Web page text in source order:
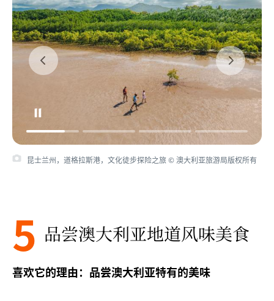
昆士兰州，道格拉斯港，文化徒步探险之旅 © 澳大利亚旅游局版权所有
5 品尝澳大利亚地道风味美食
喜欢它的理由：品尝澳大利亚特有的美味